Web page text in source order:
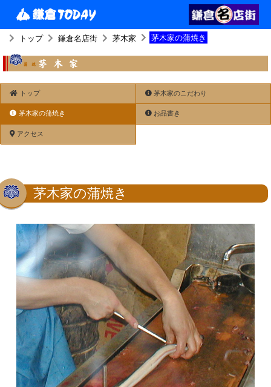
トップ 鎌倉名店街 茅木家 茅木家の蒲焼き
トップ 茅木家のこだわり
茅木家の蒲焼き お品書き
アクセス
茅木家の蒲焼き